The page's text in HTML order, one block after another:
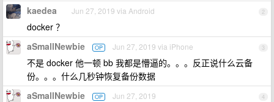
2
kaedea Jun 27, 2019 via Android
docker ？
3
aSmallNewbie OP Jun 27, 2019 via iPhone
不是 docker 他一顿 bb 我都是懵逼的。。。反正说什么云备
份。。。什么几秒钟恢复备份数据
4
aSmallNewbie OP Jun 27, 2019